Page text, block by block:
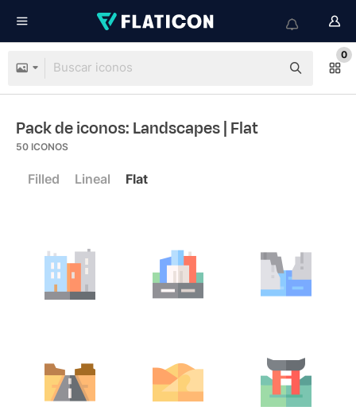
0
Pack de iconos: Landscapes| Flat
50 ICONOS
Filled Lineal Flat